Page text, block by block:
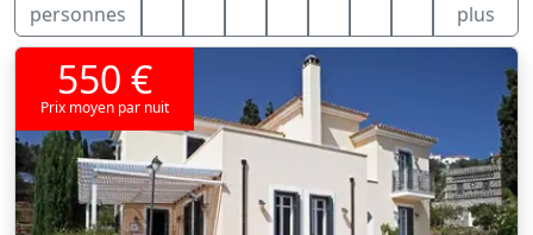
personnes
plus
550 €
Prix moyen par nuit